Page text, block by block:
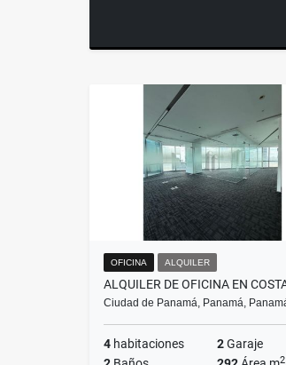
OFICINA ALQUILER
Ciudad de Panamá, Panamá,
4 habitaciones 2Garaje
2